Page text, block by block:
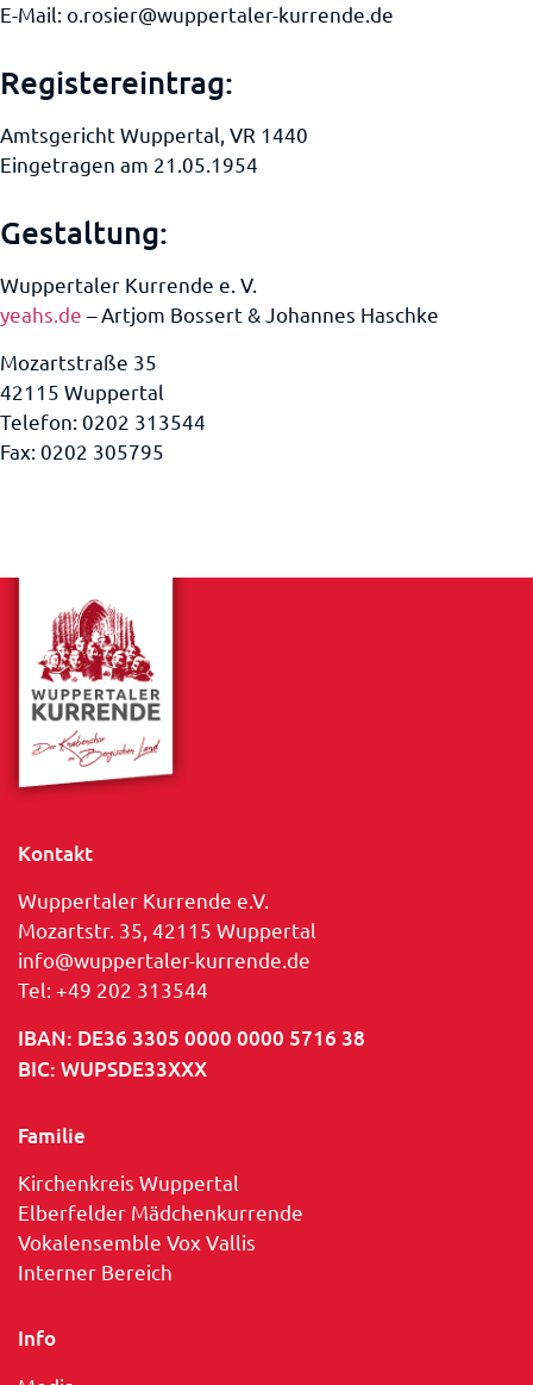
E-Mail: o.rosier@wuppertaler-kurrende.de
Registereintrag:
Amtsgericht Wuppertal, VR 1440
Eingetragen am 21.05.1954
Gestaltung:
Wuppertaler Kurrende e. V.
yeahs.de – Artjom Bossert & Johannes Haschke
Mozartstraße 35
42115 Wuppertal
Telefon: 0202 313544
Fax: 0202 305795
Kontakt
Wuppertaler Kurrende e.V.
Mozartstr. 35, 42115 Wuppertal
info@wuppertaler-kurrende.de
Tel: +49 202 313544
IBAN: DE36 3305 0000 0000 5716 38
BIC: WUPSDE33XXX
Familie
Kirchenkreis Wuppertal
Elberfelder Mädchenkurrende
Vokalensemble Vox Vallis
Interner Bereich
Info